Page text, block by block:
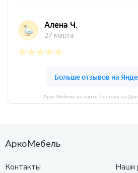
Арко Мебель на карте Ростова-на-
АркоМебель
Контакты
Наши